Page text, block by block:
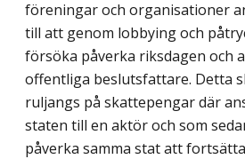
föreningar och organisationer
till att genom lobbying och
försöka påverka riksdagen och
offentliga beslutsfattare. Detta
ruljangs på skattepengar där
staten till en aktör och som
påverka samma stat att